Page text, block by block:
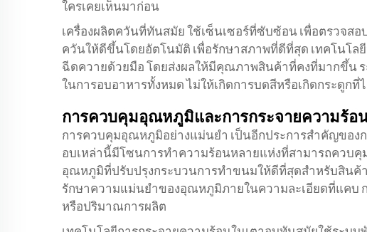
ใครเคยเห็นมาก่อน
เครื่องผลิตควันที่ทันสมัย ใช้เซ็นเซอร์ที่ซับซ้อน เพื่อตรวจส
ควันให้ดีขึ้นโดยอัตโนมัติ เพื่อรักษาสภาพที่ดีที่สุด เทคโนโล
ฉีดควายด้วยมือ โดยส่งผลให้มีคุณภาพสินค้าที่คงที่มากขึ้น
ในการอบอาหารทั้งหมด ไม่ให้เกิดการบดสีหรือเกิดกระดูกที่
การควบคุมอุณหภูมิและการกระจายความร้อ
การควบคุมอุณหภูมิอย่างแม่นยํา เป็นอีกประการสําคัญของ
อบเหล่านี้มีโซนการทําความร้อนหลายแห่งที่สามารถควบคุ
อุณหภูมิที่ปรับปรุงกระบวนการทําขนมให้ดีที่สุดสําหรับสิน
รักษาความแม่นยําของอุณหภูมิภายในความละเอียดที่แคบ
หรือปริมาณการผลิต